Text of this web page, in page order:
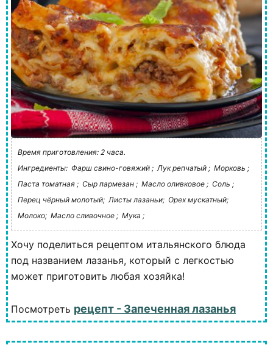
Время приготовления: 2 часа.
Ингредиенты: Фарш свино-говяжий ; Лук репчатый ; Морковь ;
Паста томатная ; Сыр пармезан ; Масло оливковое ; Соль ;
Перец чёрный молотый; Листы лазаньи; Орех мускатный;
Молоко; Масло сливочное ; Мука ;
Хочу поделиться рецептом итальянского блюда
под названием лазанья, который с легкостью
может приготовить любая хозяйка!
Посмотреть рецепт - Запеченная лазанья